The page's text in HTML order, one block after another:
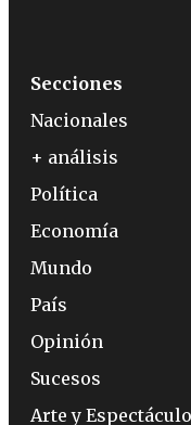
Secciones
Nacionales
+ análisis
Política
Economía
Mundo
País
Opinión
Sucesos
Arte y